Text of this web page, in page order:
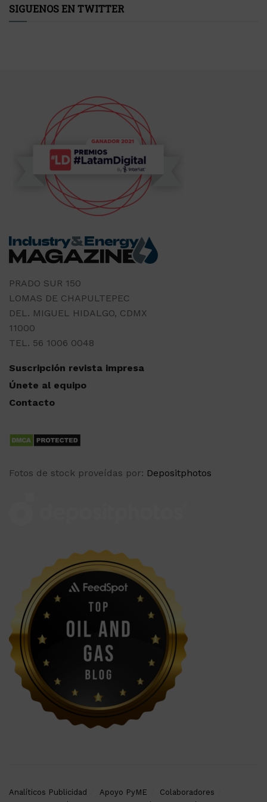
SIGUENOS EN TWITTER
PRADO SUR 150
LOMAS DE CHAPULTEPEC
DEL. MIGUEL HIDALGO, CDMX
11000
TEL. 56 1006 0048
Suscripción revista impresa
Únete al equipo
Contacto
Fotos de stock proveídas por: Depositphotos
Analíticos Publicidad Apoyo PyME
Colaboradores